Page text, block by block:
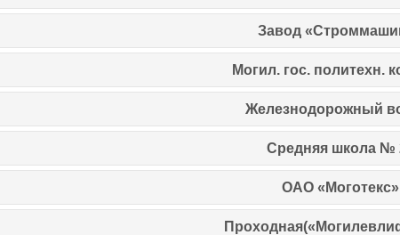
Завод
Могил. гос. политехн.
Железнодорожный
Средняя школа №
ОАО «Моготекс»